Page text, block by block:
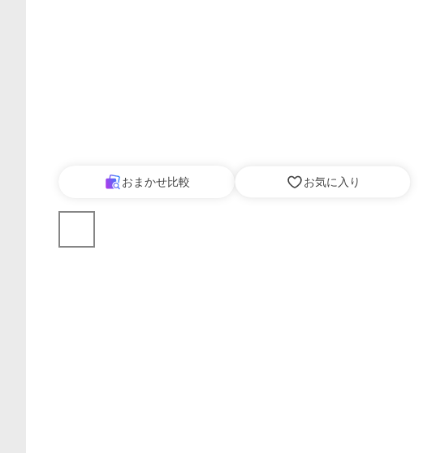
おまかせ比較 お気に入り